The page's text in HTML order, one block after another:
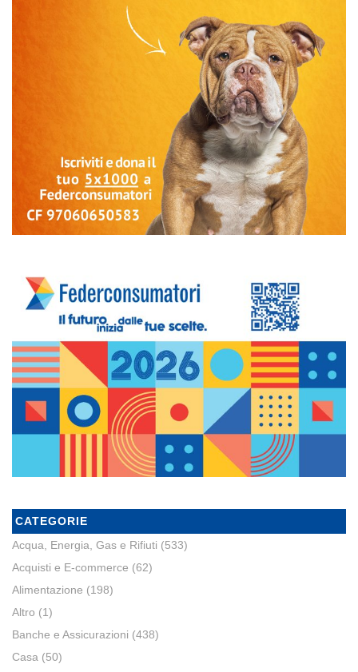
CATEGORIE
Acqua, Energia, Gas e Rifiuti (533)
Acquisti e E-commerce (62)
Alimentazione (198)
Altro (1)
Banche e Assicurazioni (438)
Casa (50)